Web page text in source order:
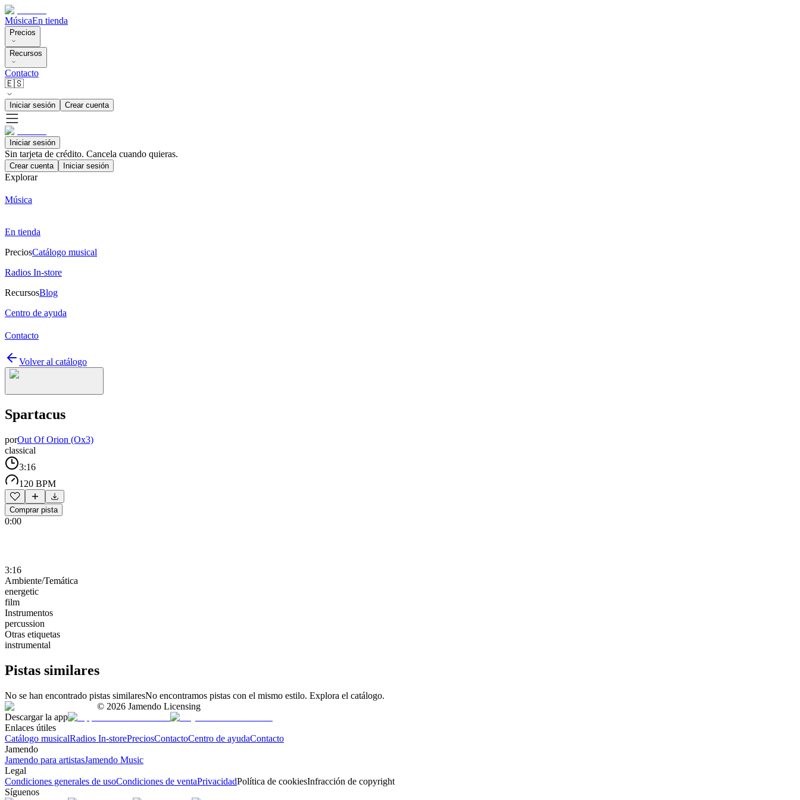
MúsicaEn tienda
Precios
Recursos
Contacto
🇪🇸
Iniciar sesión Crear cuenta
Iniciar sesión
Sin tarjeta de crédito. Cancela cuando quieras.
Crear cuenta Iniciar sesión
Explorar
Música
En tienda
PreciosCatálogo musical
Radios In-store
RecursosBlog
Centro de ayuda
Contacto
Volver al catálogo
Spartacus
porOut Of Orion (Ox3)
classical
3:16
120 BPM
Comprar pista
0:00
3:16
Ambiente/Temática
energetic
film
Instrumentos
percussion
Otras etiquetas
instrumental
Pistas similares
No se han encontrado pistas similaresNo encontramos pistas con el mismo estilo. Explora el catálogo.
© 2026 Jamendo Licensing
Descargar la app
Enlaces útiles
Catálogo musicalRadios In-storePreciosContactoCentro de ayudaContacto
Jamendo
Jamendo para artistasJamendo Music
Legal
Condiciones generales de usoCondiciones de ventaPrivacidadPolítica de cookiesInfracción de copyright
Síguenos